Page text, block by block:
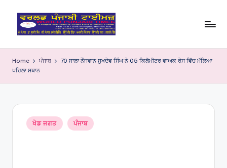
o
rl
Home ਪੰਜਾਬ
70 ਸਾਲਾ ਨੌਜਵਾਨ ਸੁਖਦੇਵ ਸਿੰਘ ਨੇ 05 ਕਿਲੋਮੀਟਰ ਵਾਅਕ ਰੇਸ ਵਿੱਚ ਮੱਲਿਆ
ਪਹਿਲਾ ਸਥਾਨ
Posted
in
ਖੇਡ ਜਗਤ ਪੰਜਾਬ